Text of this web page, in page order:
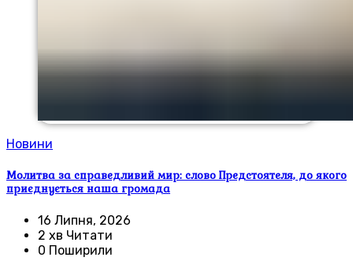
Новини
Молитва за справедливий мир: слово Предстоятеля, до якого
приєднується наша громада
16 Липня, 2026
2 хв Читати
0 Поширили